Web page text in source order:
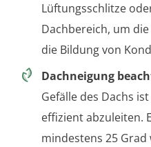
Lüftungsschlitze
Dachbereich, um
die Bildung von
Dachneigung
Gefälle des Dachs
effizient abzuleiten.
mindestens 25